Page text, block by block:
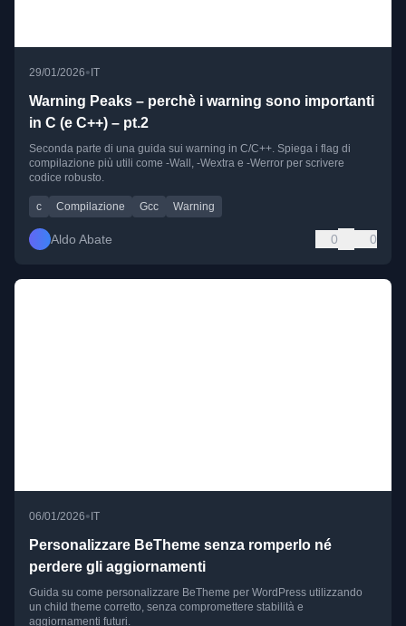
29/01/2026•IT
Warning Peaks – perchè i warning sono importanti
in C (e C++) – pt.2
Seconda parte di una guida sui warning in C/C++. Spiega i flag di
compilazione più utili come -Wall, -Wextra e -Werror per scrivere
codice robusto.
c Compilazione Gcc Warning
Aldo Abate 0 0
06/01/2026• IT
Personalizzare BeTheme senza romperlo né
perdere gli aggiornamenti
Guida su come personalizzare BeTheme per WordPress utilizzando
un child theme corretto, senza compromettere stabilità e
aggiornamenti futuri.